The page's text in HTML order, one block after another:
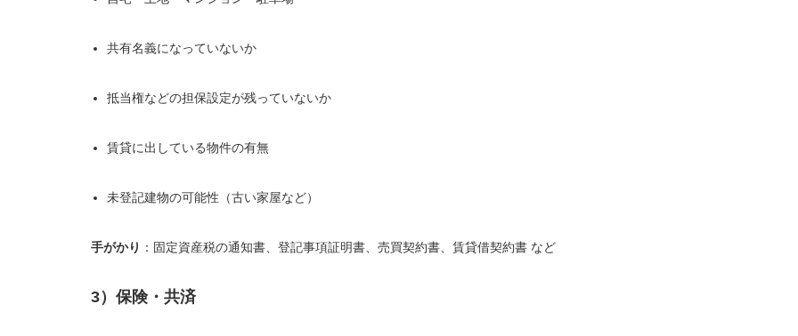
共有名義になっていないか
抵当権などの担保設定が残っていないか
賃貸に出している物件の有無
未登記建物の可能性（古い家屋など）
手がかり ：固定資産税の通知書、登記事項証明書、売買契約書、賃貸借契約書 など
3）保険・共済